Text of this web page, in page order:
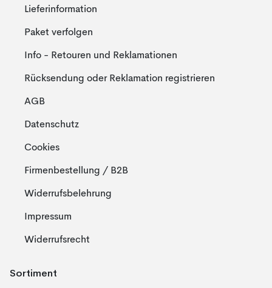
Lieferinformation
Paket verfolgen
Info - Retouren und Reklamationen
Rücksendung oder Reklamation registrieren
AGB
Datenschutz
Cookies
Firmenbestellung / B2B
Widerrufsbelehrung
Impressum
Widerrufsrecht
Sortiment